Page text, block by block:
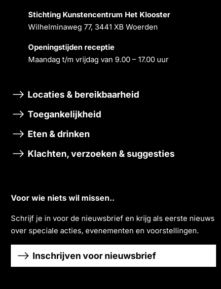
Stichting Kunstencentrum Het Klooster
Wilhelminaweg 77, 3441 XB Woerden
Openingstĳden receptie
Maandag t/m vrĳdag van 9.00 – 17.00 uur
Locaties & bereikbaarheid
Toegankelijkheid
Eten & drinken
Klachten, verzoeken & suggesties
Voor wie niets wil missen..
Schrĳf je in voor de nieuwsbrief en krĳg als eerste nieuws
over speciale acties, evenementen en voorstellingen.
Inschrijven voor nieuwsbrief